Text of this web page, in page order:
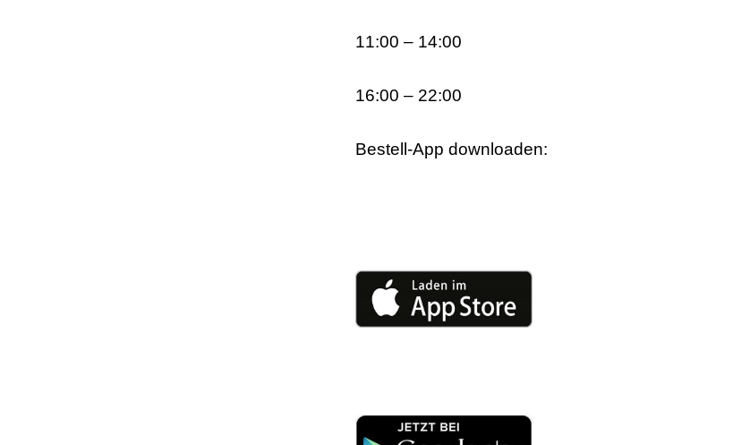
11:00 – 14:00
16:00 – 22:00
Bestell-App downloaden: